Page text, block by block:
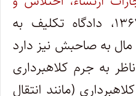
مصوب ۱۳۶۷، دادگاه تکلیف به
به صاحبش نیز دارد
به جرم کلاهبرداری
(مانند انتقال